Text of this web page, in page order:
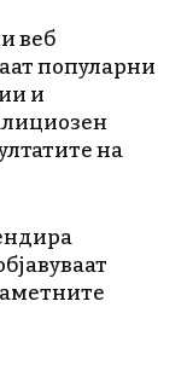
веб
популарни
и
на